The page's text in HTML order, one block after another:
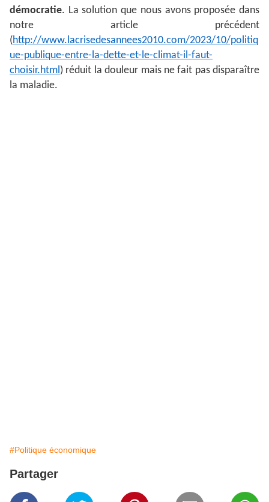
démocratie. La solution que nous avons proposée dans
notre article précédent
(http://www.lacrisedesannees2010.com/2023/10/politiq
ue-publique-entre-la-dette-et-le-climat-il-faut-
choisir.html) réduit la douleur mais ne fait pas disparaître
la maladie.
#Politique économique
Partager